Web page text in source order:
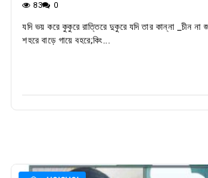
83
0
যদি ভয় করে কুকুরে রাত্তিরে দুকুরে যদি তার কান্না _চীন
শহরে বাড়ে গায়ে বহরে;কিং...